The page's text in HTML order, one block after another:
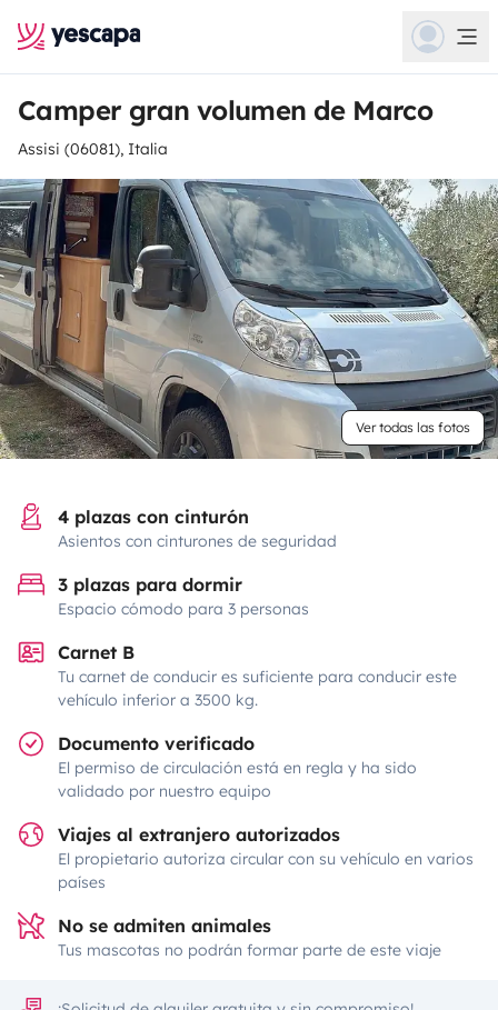
Camper gran volumen de Marco
Assisi (06081), Italia
Ver todas las fotos
4 plazas con cinturón
Asientos con cinturones de seguridad
3 plazas para dormir
Espacio cómodo para 3 personas
Carnet B
Tu carnet de conducir es suficiente para conducir este
vehículo inferior a 3500 kg.
Documento verificado
El permiso de circulación está en regla y ha sido
validado por nuestro equipo
Viajes al extranjero autorizados
El propietario autoriza circular con su vehículo en varios
países
No se admiten animales
Tus mascotas no podrán formar parte de este viaje